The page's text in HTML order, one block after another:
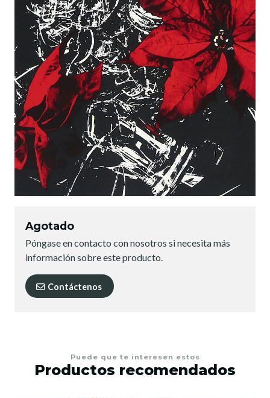
Agotado
Póngase en contacto con nosotros si necesita más
información sobre este producto.
Contáctenos
Puede que te interesen estos
Productos recomendados